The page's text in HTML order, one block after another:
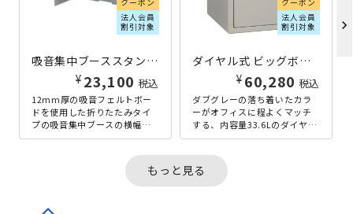
法人会員
割引対象
吸音集中ブーススタンド BSTシリーズ W1000×D500×H500 グレー
¥ 23,100 税込
12mm厚の吸音フェルトボー
ドを使用した折りたたみタイ
プの吸音集中ブースの横幅
1000mmタイプです。軽量で
法人会員
割引対象
ダイヤル式 ビッグボルト耐火金庫 33.6L W415×D491×H453 グレー
¥ 60,280 税込
ダブグレーの落ち着いたカラ
ーがオフィスに程よくマッチ
する、内容量33.6Lのダイヤル
式小型耐火金庫です。その耐
chevron_right
もっと見る